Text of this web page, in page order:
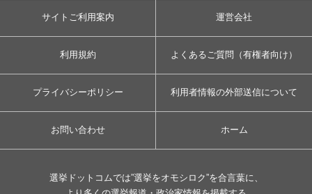
サイトご利用案内 運営会社
利用規約 よくあるご質問（有権者向け）
プライバシーポリシー 利用者情報の外部送信について
お問い合わせ ホーム
選挙ドットコムでは”選挙をオモシロク”を合言葉に、